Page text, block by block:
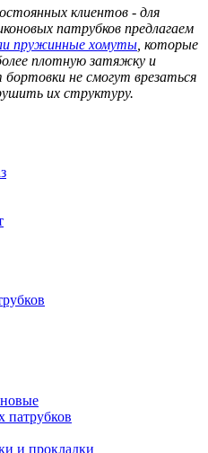
клиентов - для
патрубков предлагаем
пружинные хомуты , которые
плотную затяжку и
бортовки не смогут врезаться
их структуру.
патрубков
и прокладки